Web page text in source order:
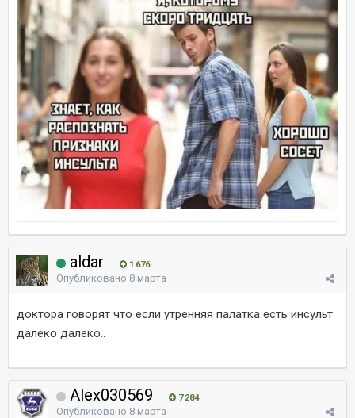
aldar 1 676
Опубликовано 8 марта
доктора говорят что если утренняя палатка есть инсульт
далеко далеко..
Alex030569 7 284
Опубликовано 8 марта